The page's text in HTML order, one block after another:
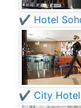
✔️ Hotel
✔️ City Hotel